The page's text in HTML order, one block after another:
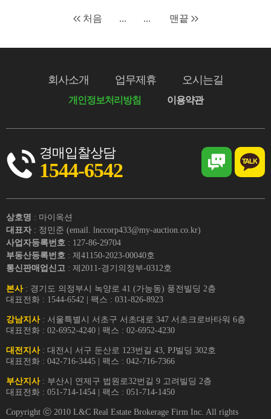
처음 ... ... 맨끝
회사소개 업무제휴 오시는길
개인정보처리방침 이용약관
경매입찰상담
1544-6542
상호명 : 마이옥션
대표자 : 정민준 (email. lnccorp433@my-auction.co.kr)
사업자등록번호 : 127-86-29704
부동산등록번호 : 제41150-2023-00040호
통신판매업신고 : 제2011-경기의정부-0312호
본사: 경기도 의정부시 녹양로 41 (가능동) 풍전빌딩 2층
대표전화 : 1544-6542 | 팩스 : 031-826-8923
강남지사: 서울특별시 서초구 서초대로 347 서초크로바타워 6층
대표전화 : 02-6952-4240 | 팩스 : 02-6952-4230
대전지사: 대전시 서구 둔산로 123번길 43, PJ빌딩 302호
대표전화 : 042-716-3445 | 팩스 : 042-716-7366
부산지사: 부산시 연제구 법원로32번길 9 고려빌딩 2층
대표전화 : 051-714-1454 | 팩스 : 051-714-1450
Copyright ⓒ 2010 L&C Real Estate Brokerage Firm Inc. All rights